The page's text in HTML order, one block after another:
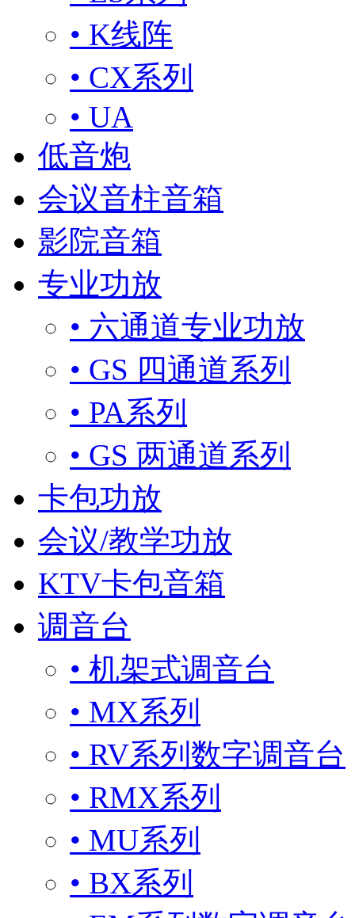
• K线阵
• CX系列
• UA
低音炮
会议音柱音箱
影院音箱
专业功放
• 六通道专业功放
• GS 四通道系列
• PA系列
• GS 两通道系列
卡包功放
会议/教学功放
KTV卡包音箱
调音台
• 机架式调音台
• MX系列
• RV系列数字调音台
• RMX系列
• MU系列
• BX系列